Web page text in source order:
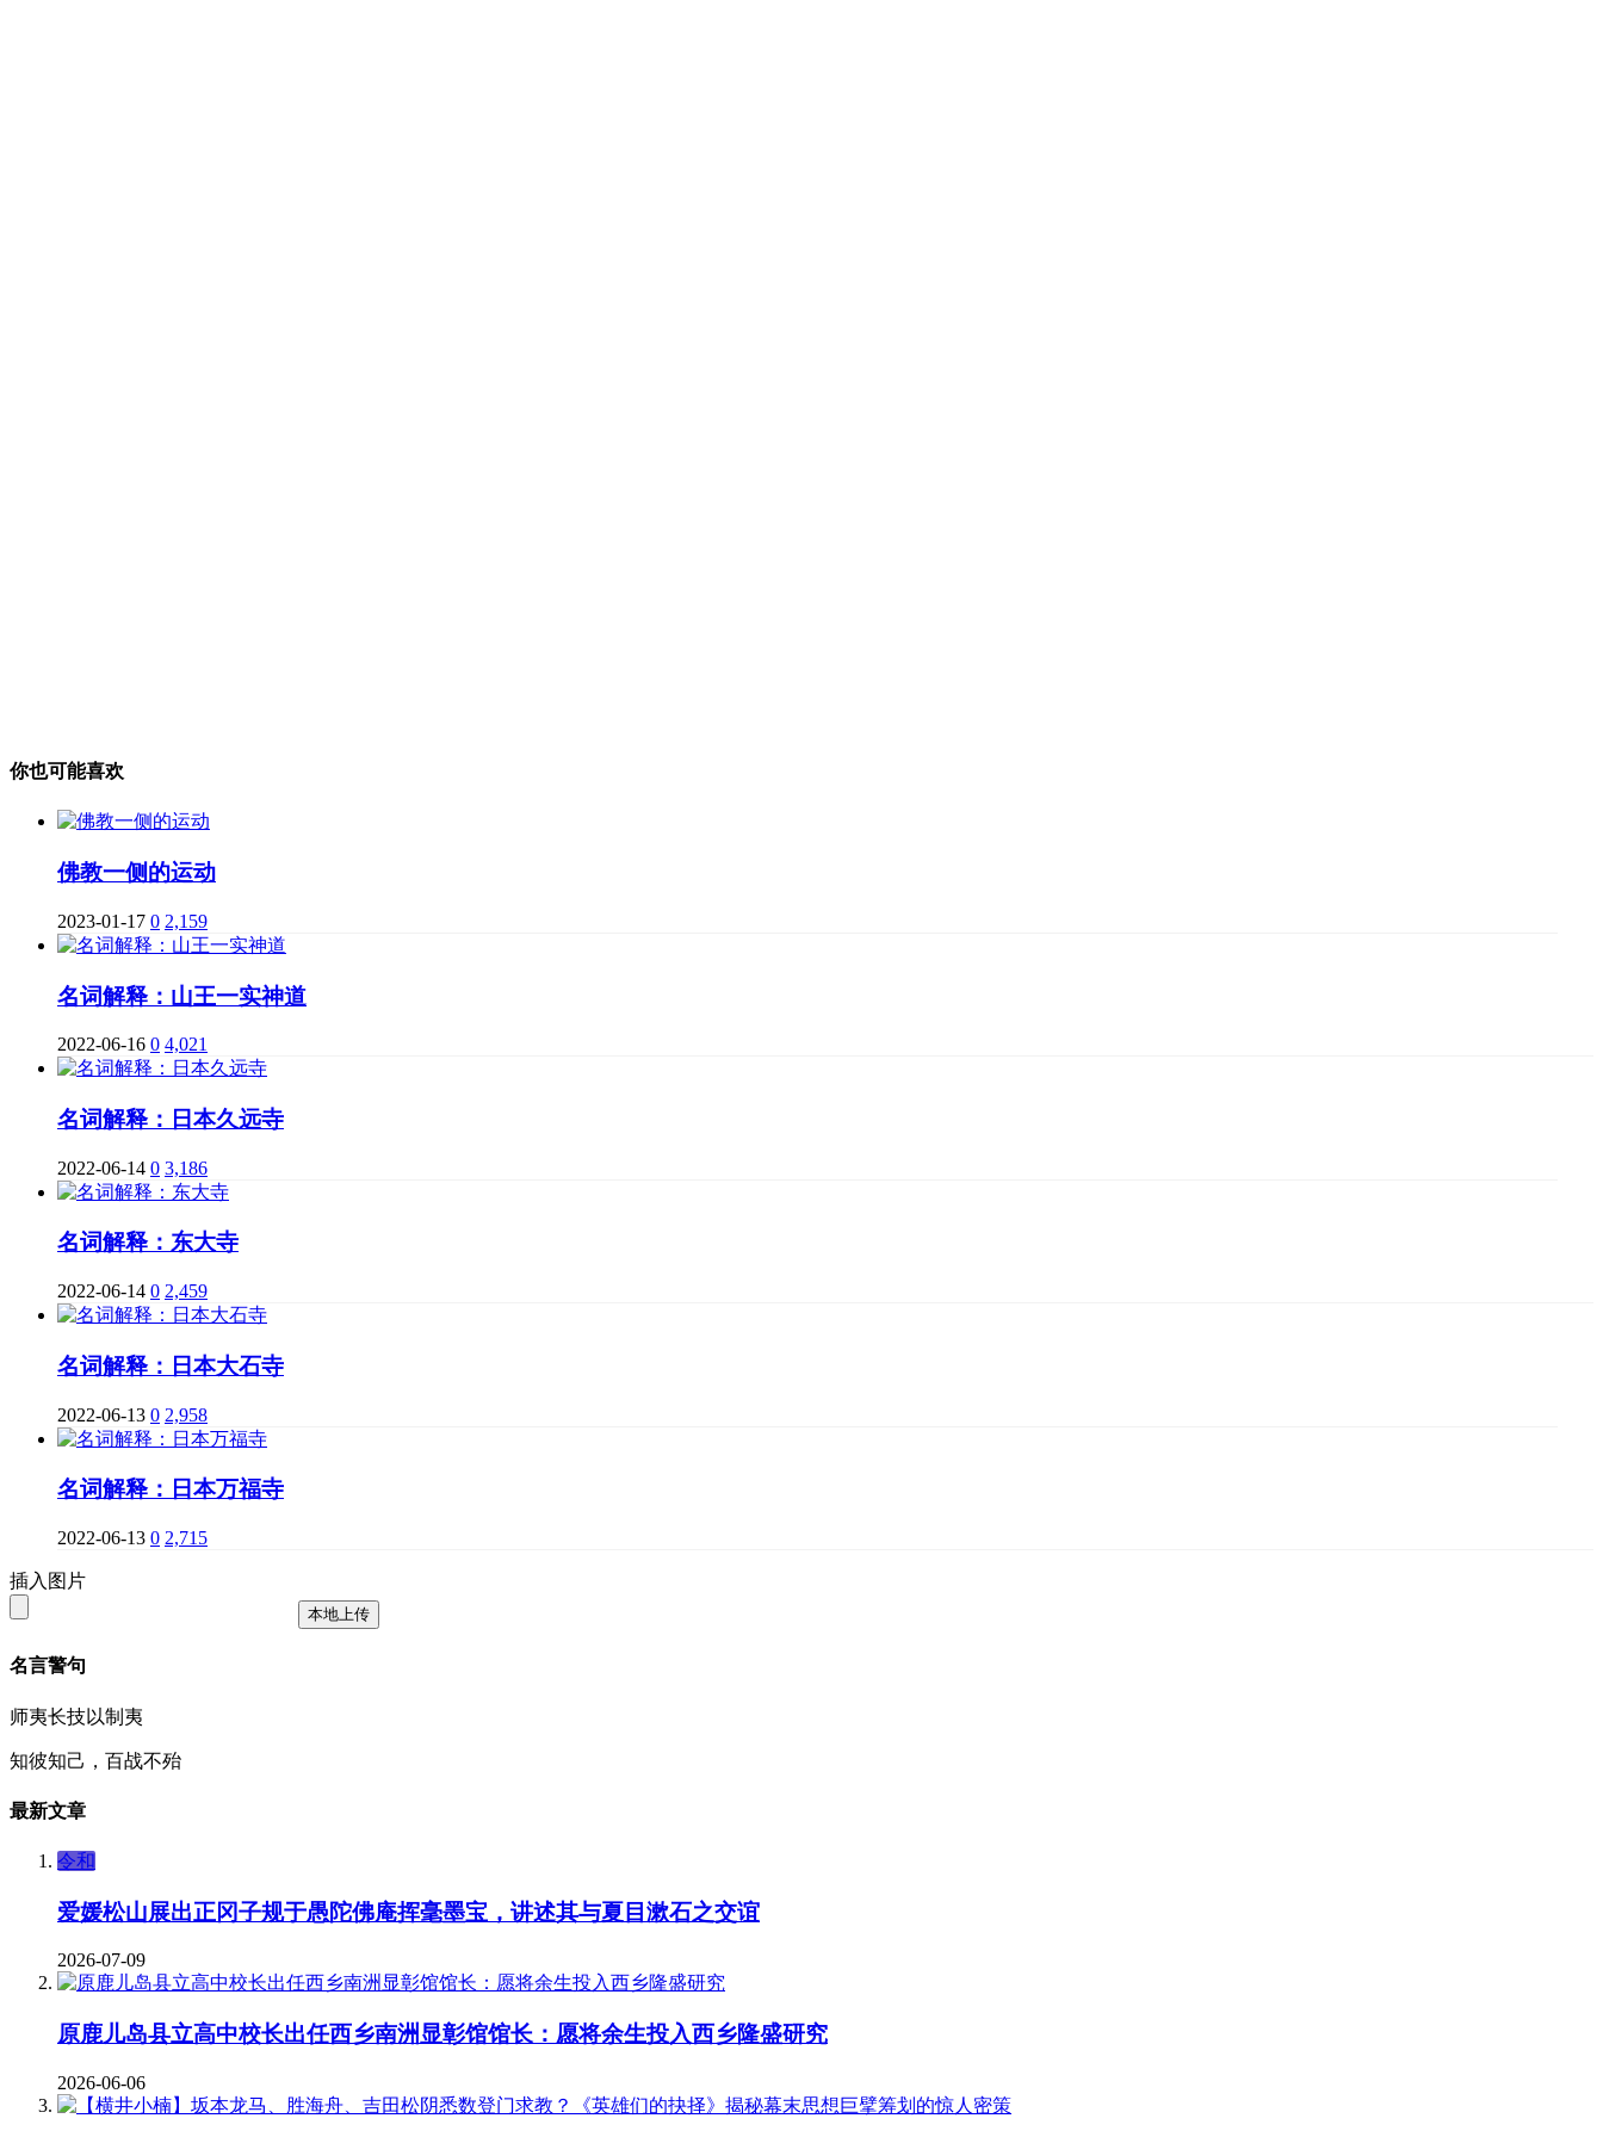
你也可能喜欢
佛教一侧的运动
2023-01-17 0 2,159
名词解释：山王一实神道
2022-06-16 0 4,021
名词解释：日本久远寺
2022-06-14 0 3,186
名词解释：东大寺
2022-06-14 0 2,459
名词解释：日本大石寺
2022-06-13 0 2,958
名词解释：日本万福寺
2022-06-13 0 2,715
插入图片
本地上传
名言警句
师夷长技以制夷
知彼知己，百战不殆
最新文章
令和
爱媛松山展出正冈子规于愚陀佛庵挥毫墨宝，讲述其与夏目漱石之交谊
2026-07-09
原鹿儿岛县立高中校长出任西乡南洲显彰馆馆长：愿将余生投入西乡隆盛研究
2026-06-06